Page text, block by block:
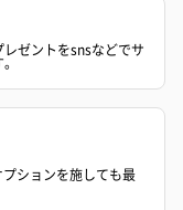
ゼントをsnsなどでサ
ションを施しても最